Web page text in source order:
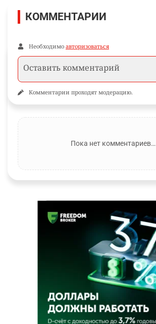
КОММЕНТАРИИ
Необходимо авторизоваться
Комментарии проходят модерацию.
Пока нет комментариев…